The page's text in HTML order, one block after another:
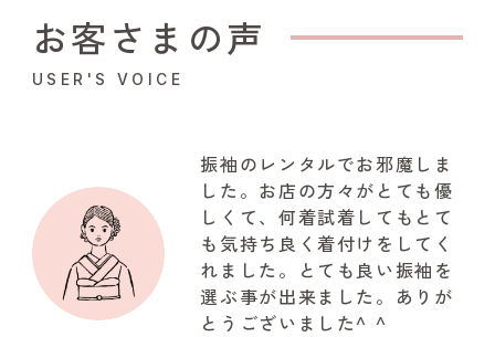
お客さまの声
USER'S VOICE
振袖のレンタルでお邪魔しま
した。お店の方々がとても優
しくて、何着試着してもとて
も気持ち良く着付けをしてく
れました。とても良い振袖を
選ぶ事が出来ました。ありが
とうございました^ ^